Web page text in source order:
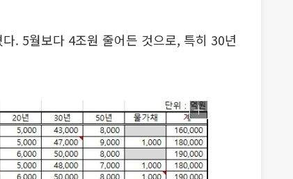
. 5월보다 4조원 줄어든 것으로, 특히 30년